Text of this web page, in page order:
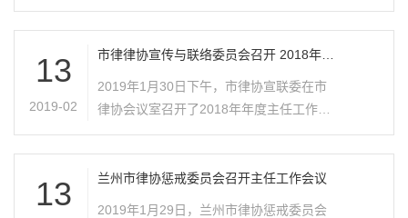
体委员工作会议，市律协惩戒委员会共在
兰的19名委员参加了会议，会议由惩戒委
员会主任徐进主持。
13
2019-02
市律律协宣传与联络委员会召开 2018年年
2019年1月30日下午，市律协宣联委在市
律协会议室召开了2018年年度主任工作会
议，会议由宣联委主任刘临庆主持，副主
任金芙蓉、颜蓉、吕军芳、秘书长何晓辉
参加了会议。市律协副会长董武斌应邀列
13 兰州市律协惩戒委员会召开主任工作会议
2019年1月29日，兰州市律协惩戒委员会